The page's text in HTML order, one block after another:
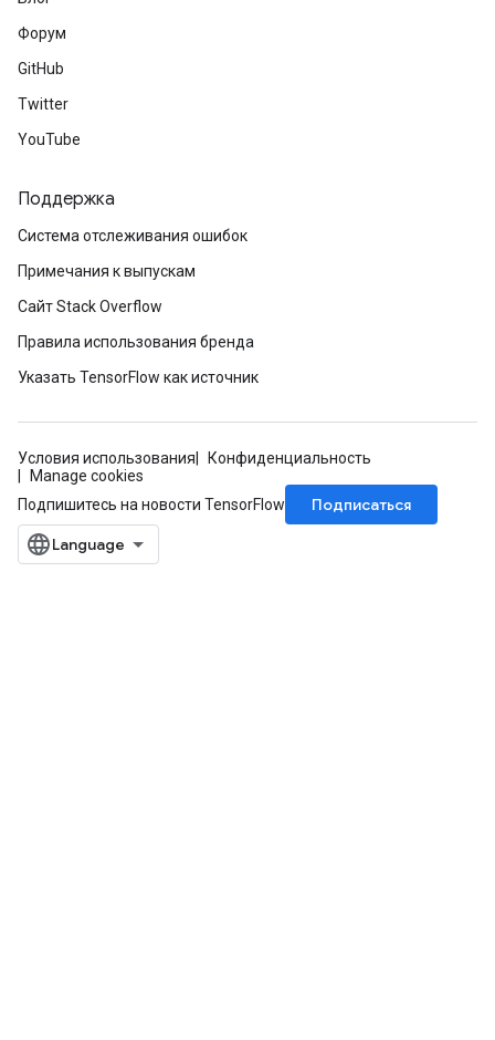
Форум
GitHub
Twitter
YouTube
Поддержка
Система отслеживания ошибок
Примечания к выпускам
Сайт Stack Overflow
Правила использования бренда
Указать TensorFlow как источник
Условия использования
Конфиденциальность
Manage cookies
Подпишитесь на новости TensorFlow
Подписаться